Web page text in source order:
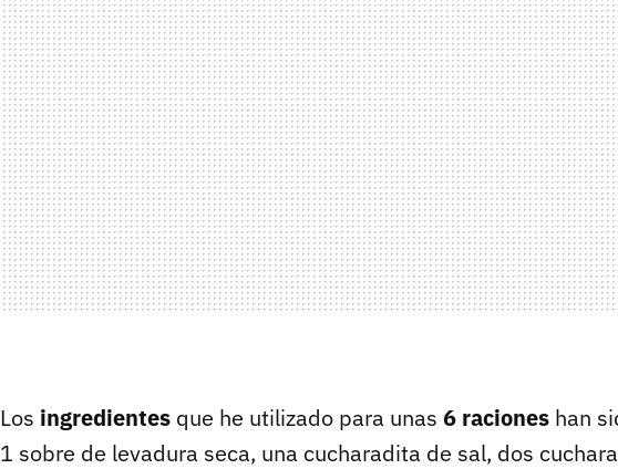
Los ingredientes que he utilizado para unas 6 raciones han
1 sobre de levadura seca, una cucharadita de sal, dos